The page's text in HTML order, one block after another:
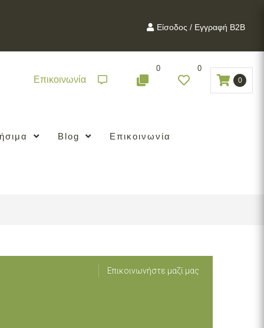
Είσοδος / Εγγραφή B2B
Επικοινωνία
0 0
0
Blog Επικοινωνία
Επικοινωνήστε μαζί μας